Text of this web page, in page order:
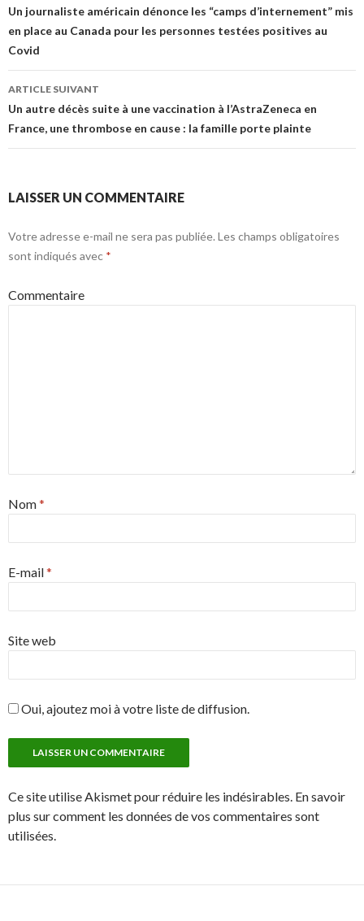
des
articles
Un journaliste américain dénonce les “camps d’internement” mis
en place au Canada pour les personnes testées positives au
Covid
ARTICLE SUIVANT
Un autre décès suite à une vaccination à l’AstraZeneca en
France, une thrombose en cause : la famille porte plainte
LAISSER UN COMMENTAIRE
Votre adresse e-mail ne sera pas publiée. Les champs obligatoires
sont indiqués avec *
Commentaire
Nom*
E-mail*
Site web
Oui, ajoutez moi à votre liste de diffusion.
Ce site utilise Akismet pour réduire les indésirables. En savoir
plus sur comment les données de vos commentaires sont
utilisées.